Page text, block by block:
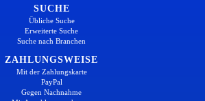
SUCHE
Übliche Suche
Erweiterte Suche
Suche nach Branchen
ZAHLUNGSWEISE
Mit der Zahlungskarte
PayPal
Gegen Nachnahme